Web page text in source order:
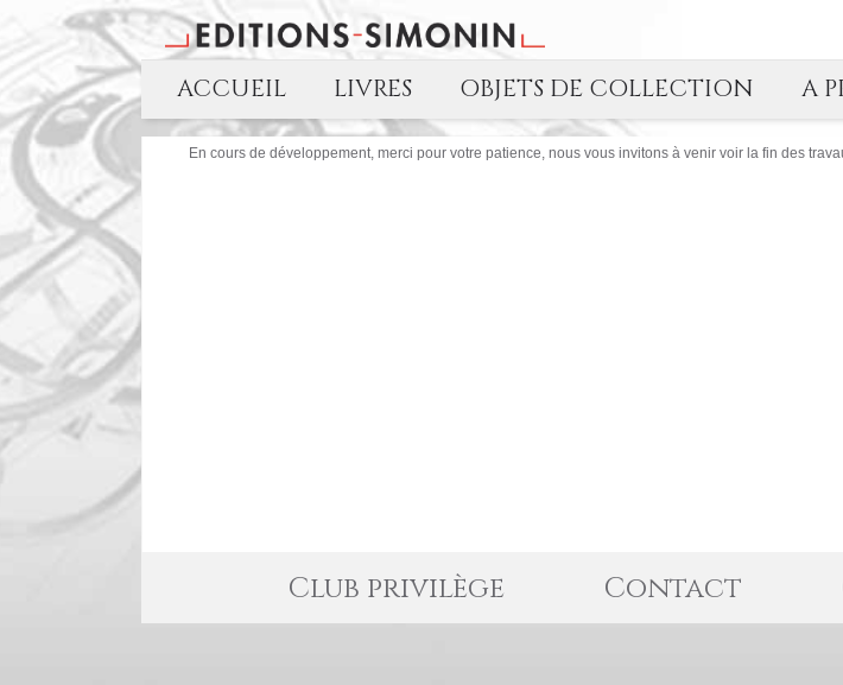
ACCUEIL LIVRES OBJETS DE COLLECTION A
En cours de développement, merci pour votre patience, nous vous invitons à venir voir la fin des
Club privilège Contact